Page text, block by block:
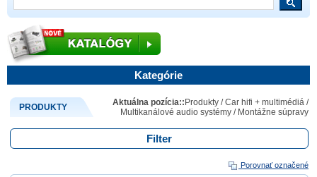
Kategórie
PRODUKTY Aktuálna pozícia:: Produkty /Car hifi + multimédiá /
Multikanálové audio systémy / Montážne súpravy
Filter
Porovnať označené